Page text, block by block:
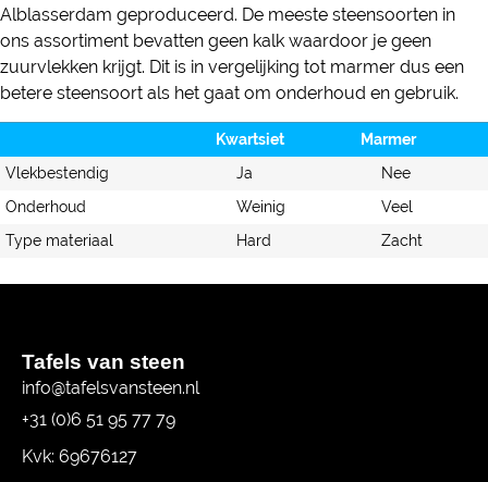
Alblasserdam geproduceerd. De meeste steensoorten in
ons assortiment bevatten geen kalk waardoor je geen
zuurvlekken krijgt. Dit is in vergelijking tot marmer dus een
betere steensoort als het gaat om onderhoud en gebruik.
Kwartsiet
Marmer
Vlekbestendig
Ja
Nee
Onderhoud
Weinig
Veel
Type materiaal
Hard Zacht
Tafels van steen
info@tafelsvansteen.nl
+31 (0)6 51 95 77 79
Kvk: 69676127